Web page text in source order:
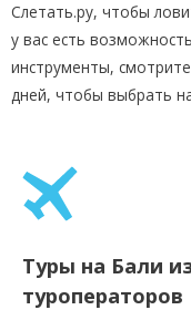
Слетать.ру, чтобы
у вас есть
инструменты,
дней, чтобы выбрать
Туры на Бали
туроператоров